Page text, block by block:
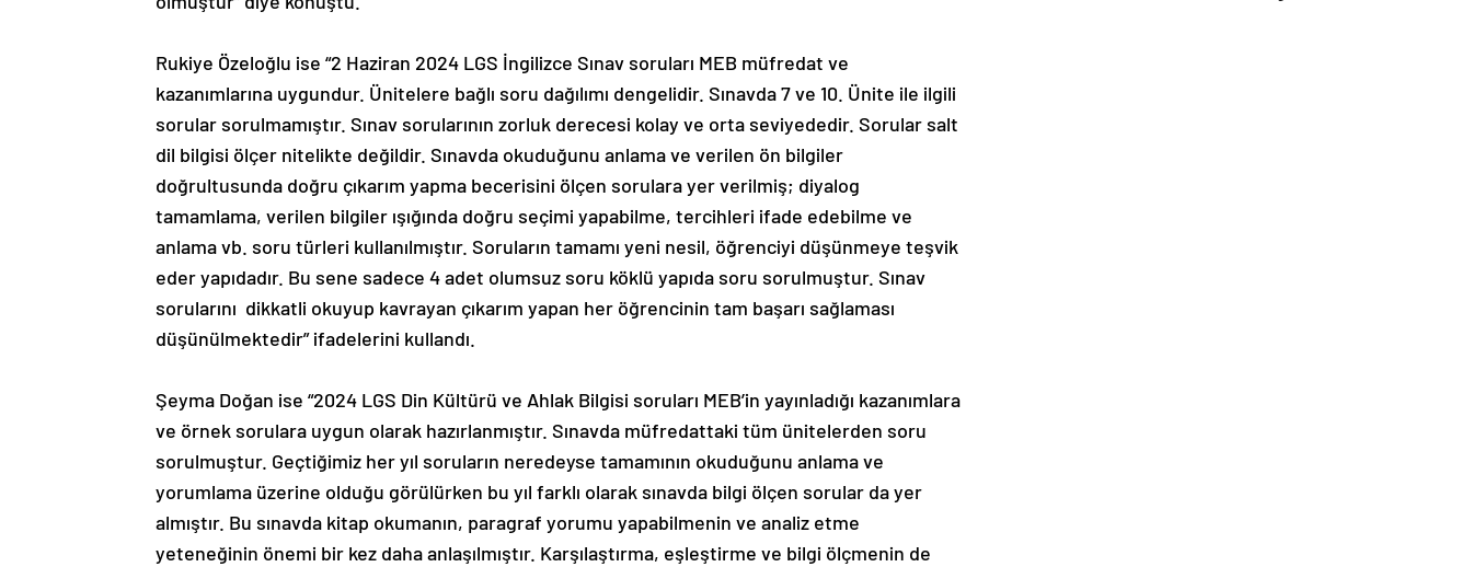
Rukiye Özeloğlu ise “2 Haziran 2024 LGS İngilizce Sınav soruları MEB müfredat ve
kazanımlarına uygundur. Ünitelere bağlı soru dağılımı dengelidir. Sınavda 7 ve 10. Ünite ile ilgili
sorular sorulmamıştır. Sınav sorularının zorluk derecesi kolay ve orta seviyededir. Sorular salt
dil bilgisi ölçer nitelikte değildir. Sınavda okuduğunu anlama ve verilen ön bilgiler
doğrultusunda doğru çıkarım yapma becerisini ölçen sorulara yer verilmiş; diyalog
tamamlama, verilen bilgiler ışığında doğru seçimi yapabilme, tercihleri ifade edebilme ve
anlama vb. soru türleri kullanılmıştır. Soruların tamamı yeni nesil, öğrenciyi düşünmeye teşvik
eder yapıdadır. Bu sene sadece 4 adet olumsuz soru köklü yapıda soru sorulmuştur. Sınav
sorularını dikkatli okuyup kavrayan çıkarım yapan her öğrencinin tam başarı sağlaması
düşünülmektedir” ifadelerini kullandı.
Şeyma Doğan ise “2024 LGS Din Kültürü ve Ahlak Bilgisi soruları MEB’in yayınladığı kazanımlara
ve örnek sorulara uygun olarak hazırlanmıştır. Sınavda müfredattaki tüm ünitelerden soru
sorulmuştur. Geçtiğimiz her yıl soruların neredeyse tamamının okuduğunu anlama ve
yorumlama üzerine olduğu görülürken bu yıl farklı olarak sınavda bilgi ölçen sorular da yer
almıştır. Bu sınavda kitap okumanın, paragraf yorumu yapabilmenin ve analiz etme
yeteneğinin önemi bir kez daha anlaşılmıştır. Karşılaştırma, eşleştirme ve bilgi ölçmenin de